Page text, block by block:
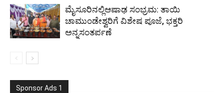
ಮೈಸೂರಿನಲ್ಲಿಆಷಾಢ ಸಂಭ್ರಮ: ತಾಯಿ
ಚಾಮುಂಡೇಶ್ವರಿಗೆ ವಿಶೇಷ ಪೂಜೆ, ಭಕ್ತರಿ
ಅನ್ನಸಂತರ್ಪಣೆ
Sponsor Ads 1